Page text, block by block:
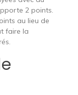
2 points.
au lieu de
faire la